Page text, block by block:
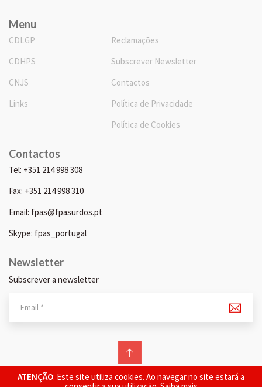
ATENÇÃO: Este site utiliza cookies. Ao navegar no site estará a
Menu
CDLGP
CDHPS
CNJS
Links
Reclamações
Subscrever Newsletter
Contactos
Política de Privacidade
Política de Cookies
Contactos
Tel: +351 214 998 308
Fax: +351 214 998 310
Email: fpas@fpasurdos.pt
Skype: fpas_portugal
Newsletter
Subscrever a newsletter
© 2026 FPAS. Todos os direitos reservados.